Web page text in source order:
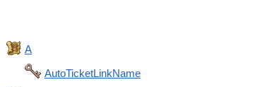
A
AutoTicketLinkName